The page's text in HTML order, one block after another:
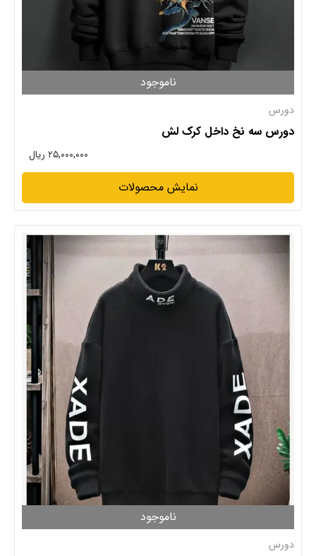
ناموجود
دورس
دورس سه نخ داخل کرک لش
۲۵,۰۰۰,۰۰۰ ریال
نمایش محصولات
ناموجود
دورس